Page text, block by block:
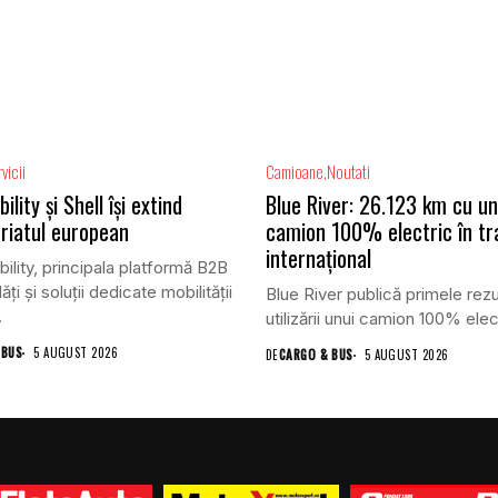
și Shell își extind
european
principala platformă B2B
și soluții dedicate mobilității
5 AUGUST 2026
Camioane Noutati
Blue River: 26.123 km cu un
camion 100% electric în
internațional
Blue River publică primele
utilizării unui camion 100%
DECARGO & BUS 5 AUGUST 2026